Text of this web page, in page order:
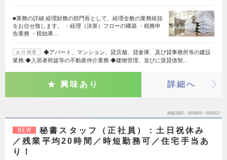
■業務の詳細 経理財務の部門長として、経理全般の業務統括
をお任せ致します。 ・経理（決算）フローの構築 ・税務申
告業務 ・税効果…
会社概要
◆アパート、マンション、貸店舗、貸倉庫、及び貸事務所等の建設
業務 ◆入居者斡旋等の不動産仲介業務 ◆建物管理、並びに賃貸借契…
興味あり 詳細へ
掲載期間 26/08/04～26/08/17
NEW
秘書スタッフ（正社員）：土日祝休み
／残業平均20時間／時短勤務可／住宅手当あ
り！